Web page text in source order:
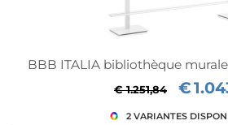
BBB ITALIA bibliothèque
€ 1.251,84 €